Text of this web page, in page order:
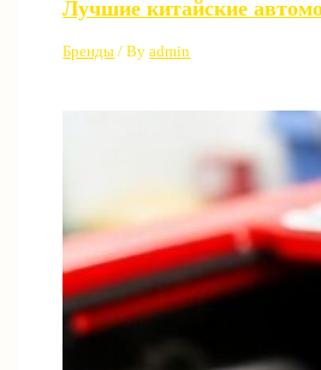
Лучшие китайские
Бренды / Byadmin